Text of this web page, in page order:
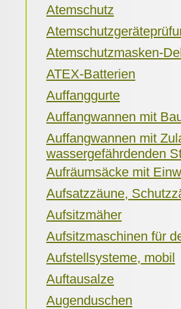
Atemschutz
Atemschutzmasken-
ATEX-Batterien
Auffanggurte
Auffangwannen mit
Auffangwannen mit
wassergefährdenden
Aufräumsäcke mit
Aufsatzzäune,
Aufsitzmäher
Aufsitzmaschinen für
Aufstellsysteme, mobil
Auftausalze
Augenduschen